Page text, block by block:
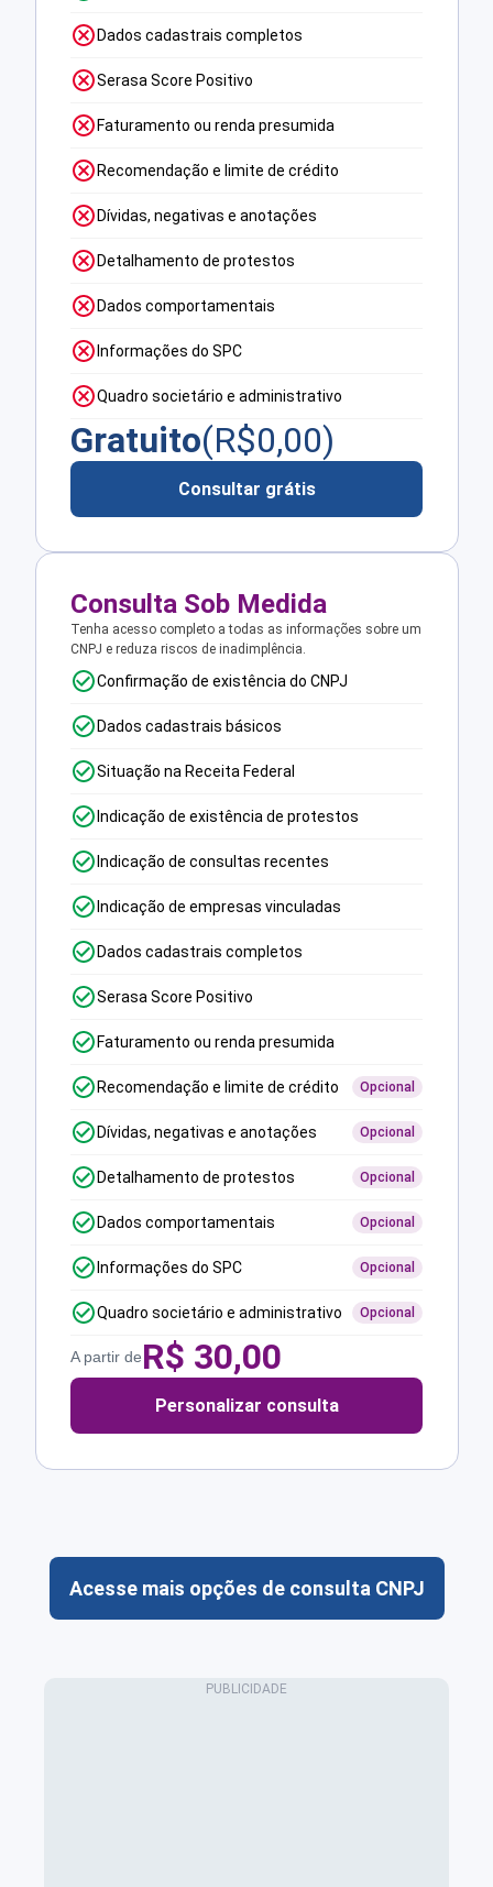
Dados cadastrais completos
Serasa Score Positivo
Faturamento ou renda presumida
Recomendação e limite de crédito
Dívidas, negativas e anotações
Detalhamento de protestos
Dados comportamentais
Informações do SPC
Quadro societário e administrativo
Gratuito(R$0,00)
Consultar grátis
Consulta Sob Medida
Tenha acesso completo a todas as informações sobre um
CNPJ e reduza riscos de inadimplência.
Confirmação de existência do CNPJ
Dados cadastrais básicos
Situação na Receita Federal
Indicação de existência de protestos
Indicação de consultas recentes
Indicação de empresas vinculadas
Dados cadastrais completos
Serasa Score Positivo
Faturamento ou renda presumida
Recomendação e limite de crédito Opcional
Dívidas, negativas e anotações Opcional
Detalhamento de protestos Opcional
Dados comportamentais Opcional
Informações do SPC Opcional
Quadro societário e administrativo Opcional
A partir deR$ 30,00
Personalizar consulta
Acesse mais opções de consulta CNPJ